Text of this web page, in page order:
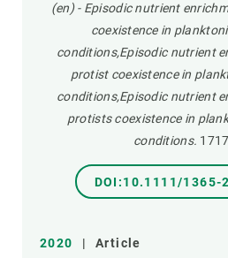
(en) - Episodic nutrient
coexistence in
conditions,Episodic nutrient
protist coexistence in
conditions,Episodic nutrient
protists coexistence in
conditions.
DOI:10.1111/1365-
2020 | Article